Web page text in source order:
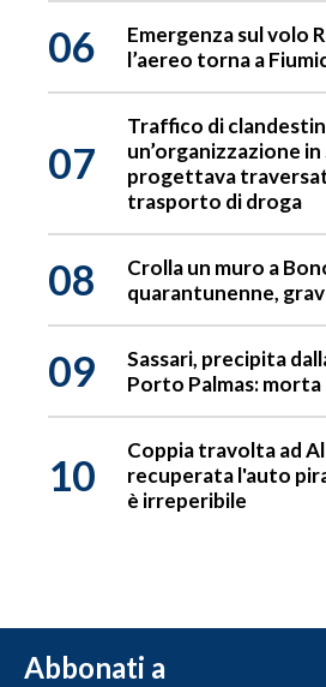
06
Emergenza sul volo
l’aereo torna a
07
Traffico di
un’organizzazione
progettava
trasporto di droga
08
Crolla un muro a
quarantunenne,
09
Sassari, precipita
Porto Palmas: morta
10
Coppia travolta ad
recuperata l'auto
è irreperibile
Abbonati a